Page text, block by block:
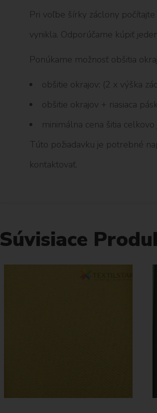
Pri voľbe šírky záclony
vynikla. Odporúčame kúpiť
Ponúkame možnosť obšitia
obšitie okrajov: (2 x výška
obšitie okrajov + riasiaca
minimálna cena šitia celkovo
Túto požiadavku je potrebné
kontaktovať.
Súvisiace